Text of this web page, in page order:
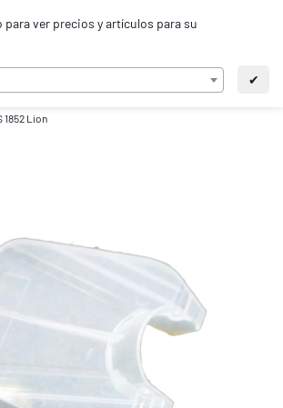
para ver precios y artículos para su
✔
ES
1852 Lion